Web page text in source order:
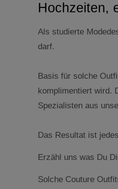
Hochzeiten,
Als studierte
darf.
Basis für solche
komplimentiert wird.
Spezialisten aus
Das Resultat ist
Erzähl uns was Du
Solche Couture